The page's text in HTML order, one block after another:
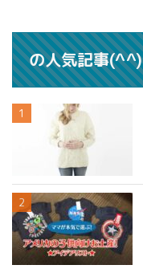
の人気記事(^^)